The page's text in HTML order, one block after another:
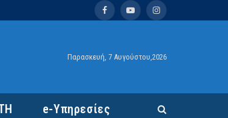
FacebookYouTubeInstagram
Παρασκευή, 7 Αυγούστου,2026
e-Υπηρεσίες